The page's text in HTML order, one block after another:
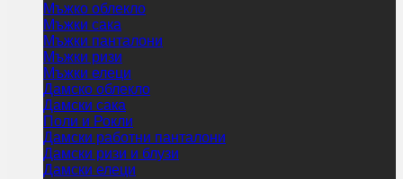
Мъжко облекло
Мъжки сака
Мъжки панталони
Мъжки ризи
Мъжки елеци
Дамско облекло
Дамски сака
Поли и Рокли
Дамски работни панталони
Дамски ризи и блузи
Дамски елеци